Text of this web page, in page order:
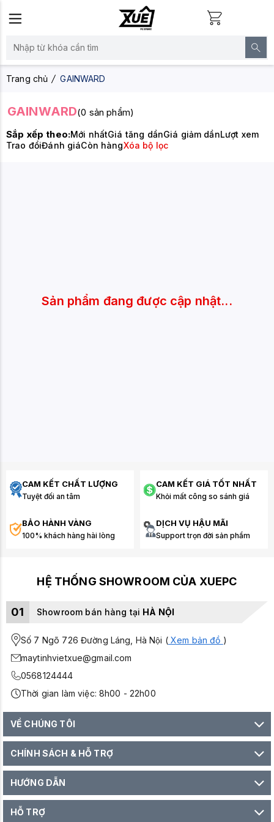
Trang chủ GAINWARD
GAINWARD(0 sản phẩm)
Sắp xếp theo:Mới nhấtGiá tăng dầnGiá giảm dầnLượt xem
Trao đổiĐánh giáCòn hàngXóa bộ lọc
Sản phẩm đang được cập nhật...
CAM KẾT CHẤT LƯỢNG
Tuyệt đối an tâm
CAM KẾT GIÁ TỐT NHẤT
Khỏi mất công so sánh giá
BẢO HÀNH VÀNG
100% khách hàng hài lòng
DỊCH VỤ HẬU MÃI
Support trọn đời sản phẩm
HỆ THỐNG SHOWROOM CỦA XUEPC
01 Showroom bán hàng tại HÀ NỘI
Số 7 Ngõ 726 Đường Láng, Hà Nội (Xem bản đồ )
maytinhvietxue@gmail.com
0568124444
Thời gian làm việc: 8h00 - 22h00
VỀ CHÚNG TÔI
CHÍNH SÁCH & HỖ TRỢ
HƯỚNG DẪN
HỖ TRỢ